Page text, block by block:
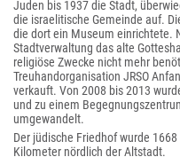
Juden bis 1937 die Stadt,
die israelitische Gemeinde auf.
die dort ein Museum einrichtete.
Stadtverwaltung das alte
religiöse Zwecke nicht mehr
Treuhandorganisation JRSO
verkauft. Von 2008 bis 2013
und zu einem
umgewandelt.
Der jüdische Friedhof wurde
Kilometer nördlich der Altstadt.